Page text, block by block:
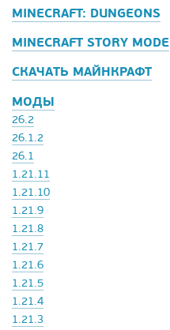
MINECRAFT: DUNGEONS
MINECRAFT STORY MODE
СКАЧАТЬ МАЙНКРАФТ
МОДЫ
26.2
26.1.2
26.1
1.21.11
1.21.10
1.21.9
1.21.8
1.21.7
1.21.6
1.21.5
1.21.4
1.21.3